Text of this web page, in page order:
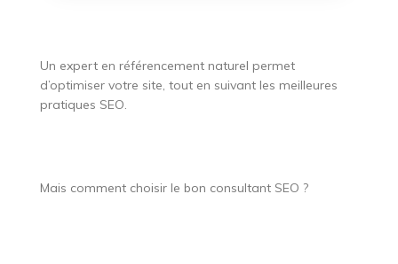
Un expert en référencement naturel permet
d’optimiser votre site, tout en suivant les meilleures
pratiques SEO.
Mais comment choisir le bon consultant SEO ?